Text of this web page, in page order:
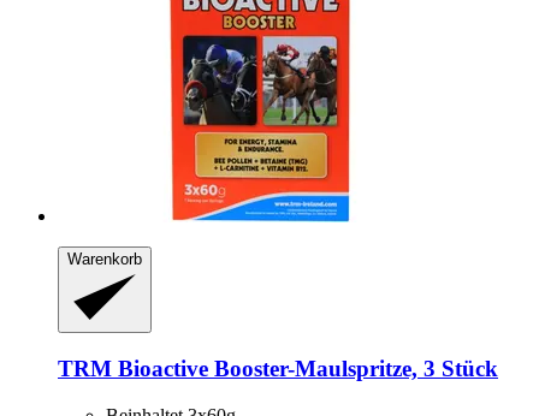
Warenkorb
TRM Bioactive Booster-​Maulspritze, 3 Stück